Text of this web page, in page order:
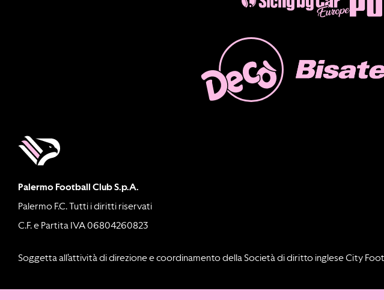
Palermo Football Club S.p.A.
Palermo F.C. Tutti i diritti riservati
C.F. e Partita IVA 06804260823
Soggetta all’attività di direzione e coordinamento della Società di diritto inglese City